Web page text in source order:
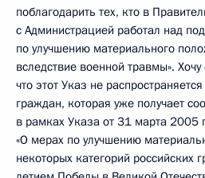
поблагодарить тех, кто в
с Администрацией работал над
по улучшению материального
вследствие военной травмы».
что этот Указ не
граждан, которая уже получает
в рамках Указа от 31 марта 2005
«О мерах по улучшению
некоторых категорий российских